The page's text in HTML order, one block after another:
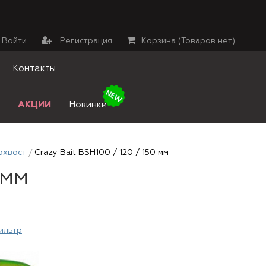
Корзина ( Товаров нет)
Регистрация
Войти
Контакты
АКЦИИ Новинки
Crazy Bait BSH100 / 120 / 150 мм